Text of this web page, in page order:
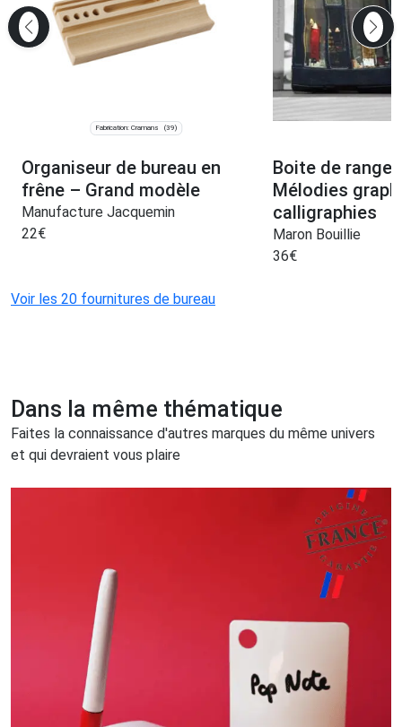
Fabrication: Cramans (39)
Organiseur de bureau en
frêne – Grand modèle
Manufacture Jacquemin
22€
Boite de
Mélodies
calligraphies
Maron Bouillie
36€
Voir les 20 fournitures de bureau
Dans la même thématique
Faites la connaissance d'autres marques du même univers
et qui devraient vous plaire